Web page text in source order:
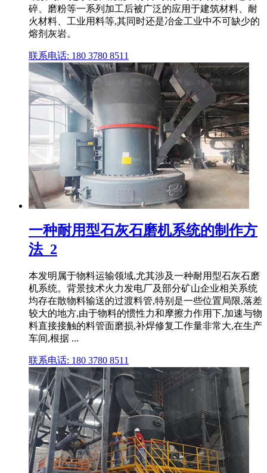
碎、磨粉等一系列加工后被广泛的应用于建筑材料、耐
火材料、工业用料等,其同时还是冶金工业中不可缺少的
熔剂灰岩。
联系电话: 180 3780 8511
一种耐用型石灰石磨机系统的制作方
法_2
本发明属于物料运输领域,尤其涉及一种耐用型石灰石磨
机系统。背景技术火力发电厂及部分矿山企业相关系统
均存在散物料输送的过渡料管,特别是一些位置局限,落差
较大的地方,由于物料的惯性力和摩擦力作用下,加速与物
料直接接触的料管面磨损,补焊修复工作量非常大,在生产
车间,根据 ...
联系电话: 180 3780 8511